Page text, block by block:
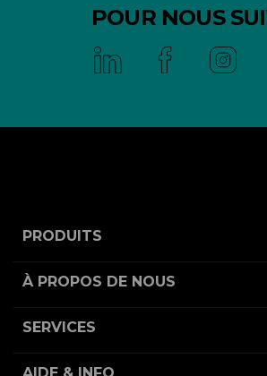
POUR NOUS
PRODUITS
À PROPOS DE NOUS
SERVICES